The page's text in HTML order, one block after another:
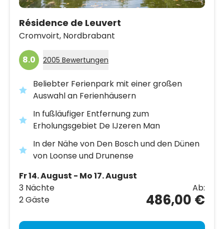
Résidence de Leuvert
Cromvoirt, Nordbrabant
8.0 2005 Bewertungen
Beliebter Ferienpark mit einer großen
Auswahl an Ferienhäusern
In fußläufiger Entfernung zum
Erholungsgebiet De IJzeren Man
In der Nähe von Den Bosch und den Dünen
von Loonse und Drunense
Fr 14. August - Mo 17. August
3 Nächte
2 Gäste
Ab:
486,00 €